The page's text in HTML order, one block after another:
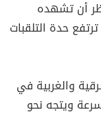
منتظر أن تشهده
حدة التلقبات
والغربية في
ويتجه نحو